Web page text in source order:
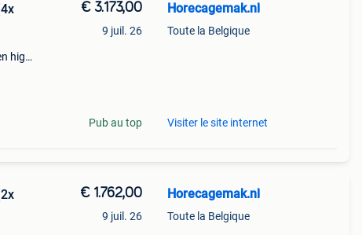
high-
€ 3.173,00
9 juil. 26
Pub au top
Horecagemak.nl
Toute la Belgique
Visiter le site internet
€ 1.762,00
9 juil. 26
Horecagemak.nl
Toute la Belgique